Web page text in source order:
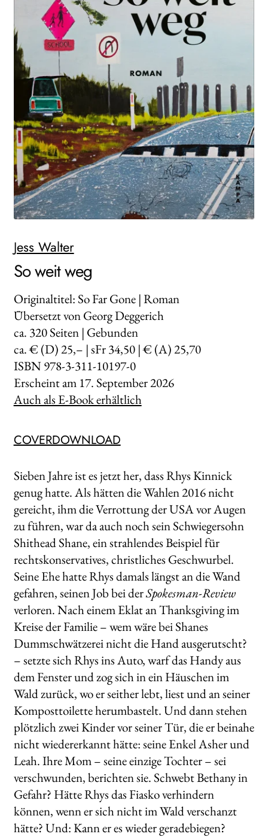
WEITERE VERLAGE
Search:
Jess Walter
So weit weg
Originaltitel: So Far Gone | Roman
Übersetzt von Georg Deggerich
ca. 320Seiten | Gebunden
ca. € (D) 25,– | sFr 34,50 | € (A) 25,70
ISBN 978-3-311-10197-0
Erscheint am 17. September 2026
Auch als E-Book erhältlich
COVERDOWNLOAD
Sieben Jahre ist es jetzt her, dass Rhys Kinnick
genug hatte. Als hätten die Wahlen 2016 nicht
gereicht, ihm die Verrottung der USA vor Augen
zu führen, war da auch noch sein Schwiegersohn
Shithead Shane, ein strahlendes Beispiel für
rechtskonservatives, christliches Geschwurbel.
Seine Ehe hatte Rhys damals längst an die Wand
gefahren, seinen Job bei derSpokesman-Review
verloren. Nach einem Eklat an Thanksgiving im
Kreise der Familie – wem wäre bei Shanes
Dummschwätzerei nicht die Hand ausgerutscht?
– setzte sich Rhys ins Auto, warf das Handy aus
dem Fenster und zog sich in ein Häuschen im
Wald zurück, wo er seither lebt, liest und an seiner
Komposttoilette herumbastelt. Und dann stehen
plötzlich zwei Kinder vor seiner Tür, die er beinahe
nicht wiedererkannt hätte: seine Enkel Asher und
Leah. Ihre Mom – seine einzige Tochter – sei
verschwunden, berichten sie. Schwebt Bethany in
Gefahr? Hätte Rhys das Fiasko verhindern
können, wenn er sich nicht im Wald verschanzt
hätte? Und: Kann er es wieder geradebiegen?